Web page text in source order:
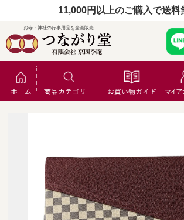
11,000円以上のご購入で送料
お寺・神社の行事用品を企画販売